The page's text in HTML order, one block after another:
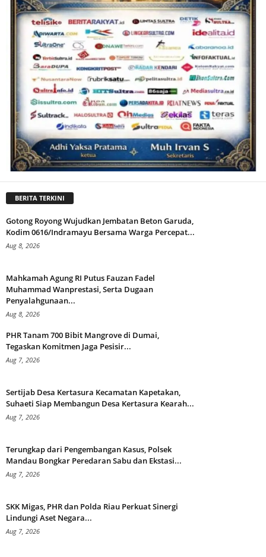
BERITA TERKINI
Gotong Royong Wujudkan Jembatan Beton Garuda,
Kodim 0616/Indramayu Bersama Warga Percepat...
Aug 8, 2026
Mahkamah Agung RI Putus Fauzan Fadel
Muhammad Wanprestasi, Serta Dugaan
Penyalahgunaan...
Aug 8, 2026
PHR Tanam 700 Bibit Mangrove di Dumai,
Tegaskan Komitmen Jaga Pesisir...
Aug 7, 2026
Sertijab Desa Kertasura Kecamatan Kapetakan,
Suhaeti Siap Membangun Desa Kertasura Kearah...
Aug 7, 2026
Terungkap dari Pengembangan Kasus, Polsek
Mandau Bongkar Peredaran Sabu dan Ekstasi...
Aug 7, 2026
SKK Migas, PHR dan Polda Riau Perkuat Sinergi
Lindungi Aset Negara...
Aug 7, 2026